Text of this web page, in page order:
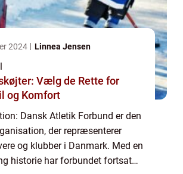
2024 Linnea Jensen
Vælg de Rette for
og Komfort
Dansk Atletik Forbund er den
der repræsenterer
og klubber i Danmark. Med en
historie har forbundet fortsat